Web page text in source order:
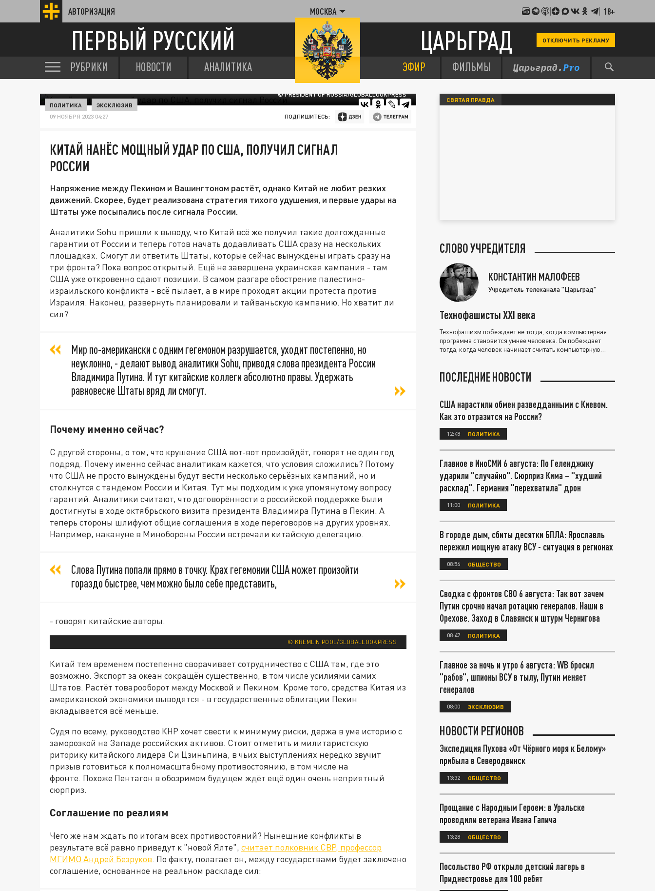
АВТОРИЗАЦИЯ МОСКВА 18+
ПЕРВЫЙ РУССКИЙ ЦАРЬГРАД ОТКЛЮЧИТЬ РЕКЛАМУ
РУБРИКИ НОВОСТИ АНАЛИТИКА ЭФИР ФИЛЬМЫ
© PRESIDENT OF RUSSIA/GLOBALLOOKPRESS
ПОЛИТИКА ЭКСКЛЮЗИВ
09 НОЯБРЯ 2023 04:27 ПОДПИШИТЕСЬ:
КИТАЙ НАНЁС МОЩНЫЙ УДАР ПО США, ПОЛУЧИЛ СИГНАЛ
РОССИИ
Напряжение между Пекином и Вашингтоном растёт, однако Китай не любит резких
движений. Скорее, будет реализована стратегия тихого удушения, и первые удары на
Штаты уже посыпались после сигнала России.
Аналитики Sohu пришли к выводу, что Китай всё же получил такие долгожданные
гарантии от России и теперь готов начать додавливать США сразу на нескольких
площадках. Смогут ли ответить Штаты, которые сейчас вынуждены играть сразу на
три фронта? Пока вопрос открытый. Ещё не завершена украинская кампания - там
США уже откровенно сдают позиции. В самом разгаре обострение палестино-
израильского конфликта - всё пылает, а в мире проходят акции протеста против
Израиля. Наконец, развернуть планировали и тайваньскую кампанию. Но хватит ли
сил?
Мир по-американски с одним гегемоном разрушается, уходит постепенно, но
неуклонно, - делают вывод аналитики Sohu, приводя слова президента России
Владимира Путина. И тут китайские коллеги абсолютно правы. Удержать
равновесие Штаты вряд ли смогут.
Почему именно сейчас?
С другой стороны, о том, что крушение США вот-вот произойдёт, говорят не один год
подряд. Почему именно сейчас аналитикам кажется, что условия сложились? Потому
что США не просто вынуждены будут вести несколько серьёзных кампаний, но и
столкнутся с тандемом России и Китая. Тут мы подходим к уже упомянутому вопросу
гарантий. Аналитики считают, что договорённости о российской поддержке были
достигнуты в ходе октябрьского визита президента Владимира Путина в Пекин. А
теперь стороны шлифуют общие соглашения в ходе переговоров на других уровнях.
Например, накануне в Минобороны России встречали китайскую делегацию.
Слова Путина попали прямо в точку. Крах гегемонии США может произойти
гораздо быстрее, чем можно было себе представить,
- говорят китайские авторы.
© KREMLIN POOL/GLOBALLOOKPRESS
Китай тем временем постепенно сворачивает сотрудничество с США там, где это
возможно. Экспорт за океан сокращён существенно, в том числе усилиями самих
Штатов. Растёт товарооборот между Москвой и Пекином. Кроме того, средства Китая из
американской экономики выводятся - в государственные облигации Пекин
вкладывается всё меньше.
Судя по всему, руководство КНР хочет свести к минимуму риски, держа в уме историю с
заморозкой на Западе российских активов. Стоит отметить и милитаристскую
риторику китайского лидера Си Цзиньпина, в чьих выступлениях нередко звучит
призыв готовиться к полномасштабному противостоянию, в том числе на
фронте. Похоже Пентагон в обозримом будущем ждёт ещё один очень неприятный
сюрприз.
Соглашение по реалиям
Чего же нам ждать по итогам всех противостояний? Нынешние конфликты в
результате всё равно приведут к "новой Ялте", считает полковник СВР, профессор
МГИМО Андрей Безруков. По факту, полагает он, между государствами будет заключено
соглашение, основанное на реальном раскладе сил:
СВЯТАЯ ПРАВДА
СЛОВО УЧРЕДИТЕЛЯ
КОНСТАНТИН МАЛОФЕЕВ
Учредитель телеканала "Царьград"
Технофашисты XXI века
Технофашизм побеждает не тогда, когда компьютерная
программа становится умнее человека. Он побеждает
тогда, когда человек начинает считать компьютерную
ПОСЛЕДНИЕ НОВОСТИ
США нарастили обмен разведданными с Киевом.
Как это отразится на России?
12:48 ПОЛИТИКА
Главное в ИноСМИ 6 августа: По Геленджику
ударили "случайно". Сюрприз Кима – "худший
расклад". Германия "перехватила" дрон
11:00 ПОЛИТИКА
В городе дым, сбиты десятки БПЛА: Ярославль
пережил мощную атаку ВСУ - ситуация в регионах
08:56 ОБЩЕСТВО
Сводка с фронтов СВО 6 августа: Так вот зачем
Путин срочно начал ротацию генералов. Наши в
Орехове. Заход в Славянск и штурм Чернигова
08:47 ПОЛИТИКА
Главное за ночь и утро 6 августа: WB бросил
"рабов", шпионы ВСУ в тылу, Путин меняет
генералов
08:00 ЭКСКЛЮЗИВ
НОВОСТИ РЕГИОНОВ
Экспедиция Пухова «От Чёрного моря к Белому»
прибыла в Северодвинск
13:32 ОБЩЕСТВО
Прощание с Народным Героем: в Уральске
проводили ветерана Ивана Гапича
13:28 ОБЩЕСТВО
Посольство РФ открыло детский лагерь в
Приднестровье для 100 ребят